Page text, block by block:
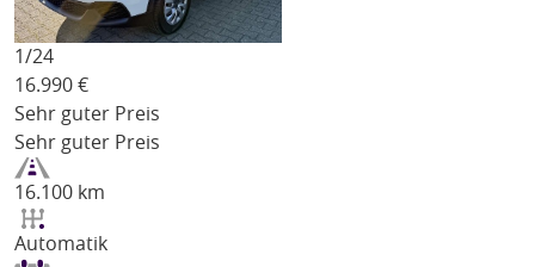
1/24
16.990 €
Sehr guter Preis
Sehr guter Preis
16.100 km
Automatik